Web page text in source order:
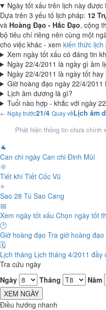
Ngày tốt xấu trên lịch này
Dựa trên 3 yếu tố lịch pháp: 12
và Hoàng Đạo - Hắc Đạo, cộng
bộ tiêu chí riêng nên cùng một
cho việc khác - xem kiến thức lịch
Xem ngày tốt xấu có đáng tin
Ngày 22/4/2011 là ngày gì âm
Ngày 22/4/2011 là ngày tốt hay
Giờ hoàng đạo ngày 22/4/2011
Lịch âm dương là gì?
Tuổi nào hợp - khắc với ngày
← Ngày trước21/4 Quay vềLịch âm
Phát hiện thông tin chưa chính
🐐
Can chi ngày Can chi Đinh Mùi
🌞
Tiết khí Tiết Cốc Vũ
⭐
Sao 28 Tú Sao Cang
📅
Xem ngày tốt xấu Chọn ngày tốt
🕐
Giờ hoàng đạo Tra giờ hoàng
🗓️
Lịch tháng Lịch tháng 4/2011 đầy
Tra cứu ngày
Ngày
Tháng
Năm
XEM NGÀY
Điều hướng nhanh